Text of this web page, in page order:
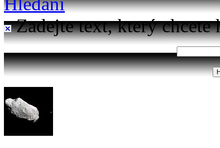
Zadejte text, který chcete